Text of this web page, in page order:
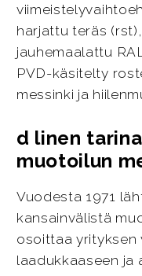
harjattu teräs
jauhemaalattu
PVD-käsitelty
messinki ja
d linen
muotoilun
Vuodesta 1971
kansainvälistä
osoittaa yrityksen
laadukkaaseen ja